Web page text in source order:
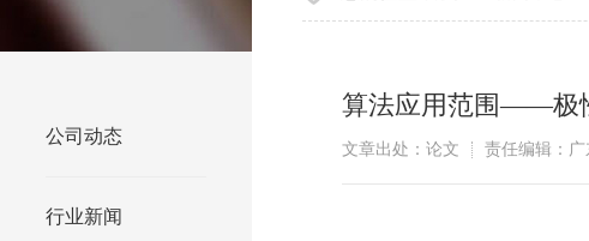
公司动态
行业新闻
算法应用范围——极
文章出处：论文 责任编辑：广